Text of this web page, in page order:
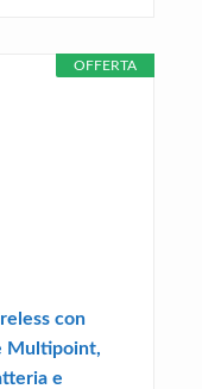
OFFERTA
con
Multipoint,
e